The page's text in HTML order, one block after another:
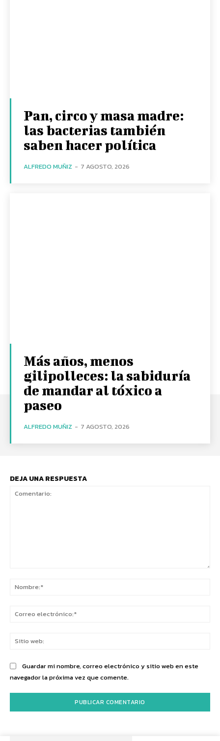
Pan, circo y masa madre:
las bacterias también
saben hacer política
ALFREDO MUÑIZ - 7 AGOSTO, 2026
Más años, menos
gilipolleces: la sabiduría
de mandar al tóxico a
paseo
ALFREDO MUÑIZ - 7 AGOSTO, 2026
DEJA UNA RESPUESTA
Guardar mi nombre, correo electrónico y sitio web en este
navegador la próxima vez que comente.